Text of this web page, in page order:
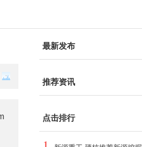
最新发布
推荐资讯
点击排行